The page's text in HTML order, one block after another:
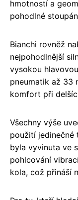
hmotností a
pohodlné
Bianchi rovněž
nejpohodlnější
vysokou
pneumatik až 33
komfort při
Všechny výše
použití jedinečné
byla vyvinuta ve
pohlcování
kola, což přináší